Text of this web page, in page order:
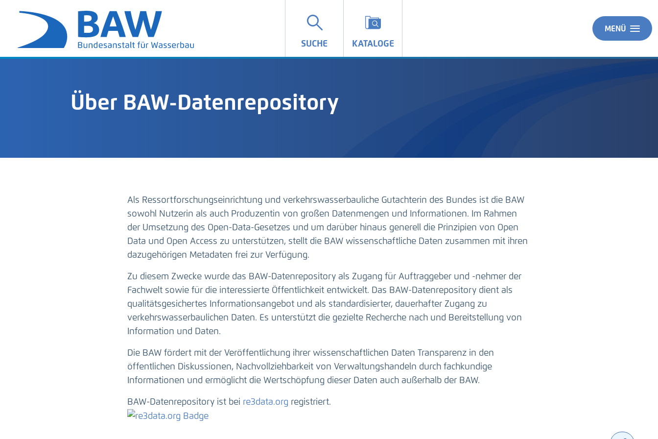
SUCHE KATALOGE
MENÜ
Über BAW-Datenrepository
Als Ressortforschungseinrichtung und verkehrswasserbauliche Gutachterin des Bundes ist die BAW
sowohl Nutzerin als auch Produzentin von großen Datenmengen und Informationen. Im Rahmen
der Umsetzung des Open-Data-Gesetzes und um darüber hinaus generell die Prinzipien von Open
Data und Open Access zu unterstützen, stellt die BAW wissenschaftliche Daten zusammen mit ihren
dazugehörigen Metadaten frei zur Verfügung.
Zu diesem Zwecke wurde das BAW-Datenrepository als Zugang für Auftraggeber und -nehmer der
Fachwelt sowie für die interessierte Öffentlichkeit entwickelt. Das BAW-Datenrepository dient als
qualitätsgesichertes Informationsangebot und als standardisierter, dauerhafter Zugang zu
verkehrswasserbaulichen Daten. Es unterstützt die gezielte Recherche nach und Bereitstellung von
Information und Daten.
Die BAW fördert mit der Veröffentlichung ihrer wissenschaftlichen Daten Transparenz in den
öffentlichen Diskussionen, Nachvollziehbarkeit von Verwaltungshandeln durch fachkundige
Informationen und ermöglicht die Wertschöpfung dieser Daten auch außerhalb der BAW.
BAW-Datenrepository ist bei re3data.org registriert.